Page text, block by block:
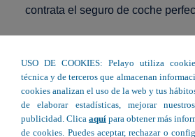
contrata el seguro de coche
Avda. Extremadura 20 -
Reina
USO DE COOKIES: Pelayo utiliza
técnica y de terceros que almacenan
cookies analizan el uso de la web y tus
de elaborar estadísticas, mejorar
publicidad. Clica aquí para obtener más
de cookies. Puedes aceptar, rechazar o